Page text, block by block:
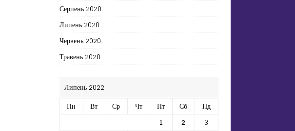
Серпень 2020
Липень 2020
Червень 2020
Травень 2020
Липень 2022
Пн
Вт Ср Чт Пт Сб
Нд
1
2
3